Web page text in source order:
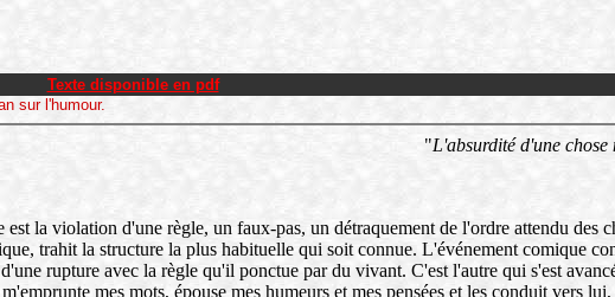
Texte disponible en pdf
sur l'humour.
"L'absurdité d'une chose
est la violation d'une règle, un faux-pas, un détraquement de l'ordre attendu des
trahit la structure la plus habituelle qui soit connue. L'événement comique
rupture avec la règle qu'il ponctue par du vivant. C'est l'autre qui s'est
mes mots, épouse mes humeurs et mes pensées et les conduit vers